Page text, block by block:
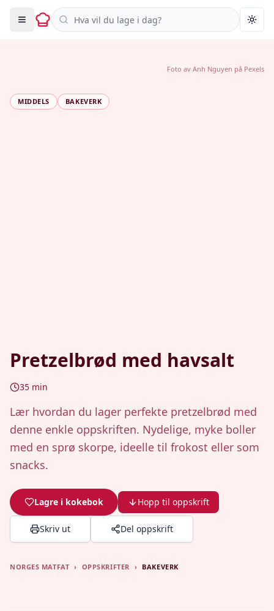
Søk i oppskrifter
MIDDELS BAKEVERK
Pretzelbrød med havsalt
35 min
Lær hvordan du lager perfekte pretzelbrød med
denne enkle oppskriften. Nydelige, myke boller
med en sprø skorpe, ideelle til frokost eller som
snacks.
Lagre i kokebok Hopp til oppskrift
Skriv ut Del oppskrift
Foto av Anh Nguyen på Pexels
NORGES MATFAT › OPPSKRIFTER › BAKEVERK